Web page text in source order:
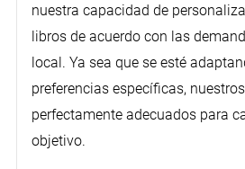
nuestra capacidad de
libros de acuerdo con las
local. Ya sea que se esté
preferencias específicas,
perfectamente adecuados para
objetivo.